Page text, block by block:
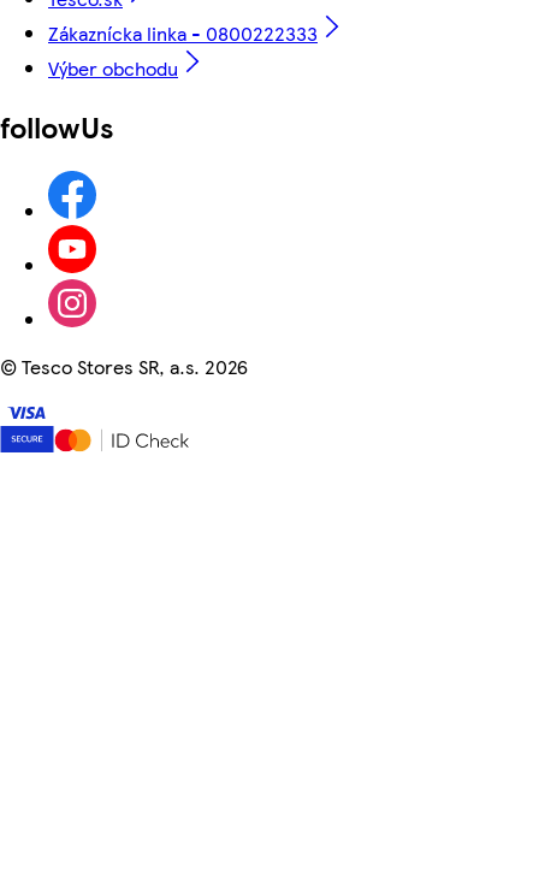
Zákaznícka linka - 0800222333
Výber obchodu
followUs
©Tesco Stores SR, a.s. 2026